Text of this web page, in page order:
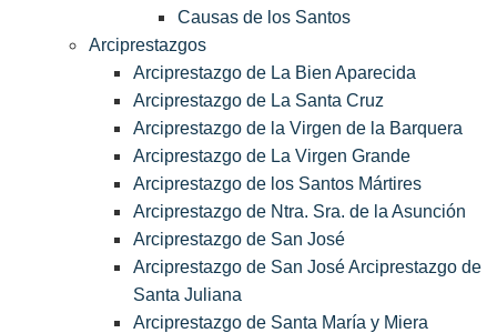
Causas de los Santos
Arciprestazgos
Arciprestazgo de La Bien Aparecida
Arciprestazgo de La Santa Cruz
Arciprestazgo de la Virgen de la Barquera
Arciprestazgo de La Virgen Grande
Arciprestazgo de los Santos Mártires
Arciprestazgo de Ntra. Sra. de la Asunción
Arciprestazgo de San José
Arciprestazgo de San José Arciprestazgo de
Santa Juliana
Arciprestazgo de Santa María y Miera